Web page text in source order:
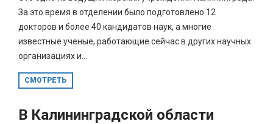
За это время в отделении было подготовлено 12
докторов и более 40 кандидатов наук, а многие
известные ученые, работающие сейчас в других научных
организациях и...
СМОТРЕТЬ
В Калининградской области